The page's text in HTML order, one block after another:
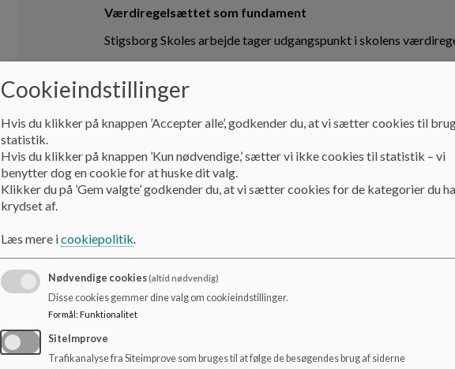
Værdiregelsættet som fundament
Stigsborg Skoles arbejde tager udgangspunkt i skolens
Åbenhed
Værdierne er retningsgivende for samvær, adfærd,
og ansatte og danner fundament for skolens praksis på alle
Princip
Motion og bevægelse indgår som en naturlig del af skoledagen
Samarbejdet i den åbne skole
Skolen indgår samarbejder med lokalsamfund, foreninger og
meningsfuldt til undervisningen og elevernes læring og
rammer, jf.Åbenhed og Ordentlighed.
Cookieindstillinger
Hvis du klikker på knappen ’Accepter alle’, godkender du, at vi sætter cookies til
statistik.
Hvis du klikker på knappen ’Kun nødvendige,’ sætter vi ikke cookies til statistik – vi
benytter dog en cookie for at huske dit valg.
Klikker du på ’Gem valgte’ godkender du, at vi sætter cookies for de kategorier du
krydset af.
Læs mere icookiepolitik.
Nødvendige cookies(altid nødvendig)
Disse cookies gemmer dine valg om cookieindstillinger.
Formål : Funktionalitet
SiteImprove
Trafikanalyse fra Siteimprove som bruges til at følge de besøgendes brug af siderne